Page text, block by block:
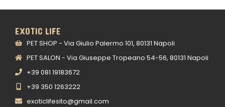
EXOTIC LIFE
PET SHOP - Via Giulio Palermo 101, 80131 Napoli
PET SALON - Via Giuseppe Tropeano 54-56, 80131 Napoli
+39 081 19183672
+39 350 1263222
exoticlifesito@gmail.com